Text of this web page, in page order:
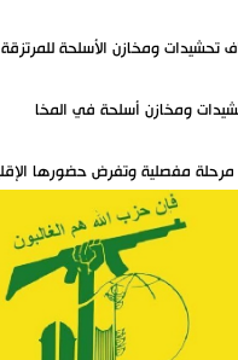
تحشيدات ومخازن الأسلحة
ومخازن أسلحة في المخا
مرحلة مفصلية وتفرض حضورها